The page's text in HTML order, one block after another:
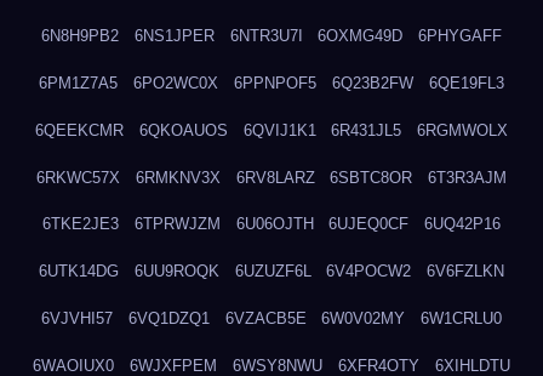
6N8H9PB2 6NS1JPER 6NTR3U7I 6OXMG49D 6PHYGAFF
6PM1Z7A5 6PO2WC0X 6PPNPOF5 6Q23B2FW 6QE19FL3
6QEEKCMR 6QKOAUOS 6QVIJ1K1 6R431JL5 6RGMWOLX
6RKWC57X 6RMKNV3X 6RV8LARZ 6SBTC8OR 6T3R3AJM
6TKE2JE3 6TPRWJZM 6U06OJTH 6UJEQ0CF 6UQ42P16
6UTK14DG 6UU9ROQK 6UZUZF6L 6V4POCW2 6V6FZLKN
6VJVHI57 6VQ1DZQ1 6VZACB5E 6W0V02MY 6W1CRLU0
6WAOIUX0 6WJXFPEM 6WSY8NWU 6XFR4OTY 6XIHLDTU